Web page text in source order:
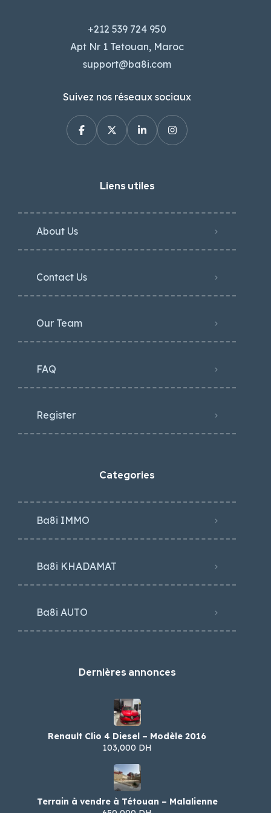
+212 539 724 950
Apt Nr 1 Tetouan, Maroc
support@ba8i.com
Suivez nos réseaux sociaux
Liens utiles
About Us
Contact Us
Our Team
FAQ
Register
Categories
Ba8i IMMO
Ba8i KHADAMAT
Ba8i AUTO
Dernières annonces
Renault Clio 4 Diesel – Modèle 2016
103,000 DH
Terrain à vendre à Tétouan – Malalienne